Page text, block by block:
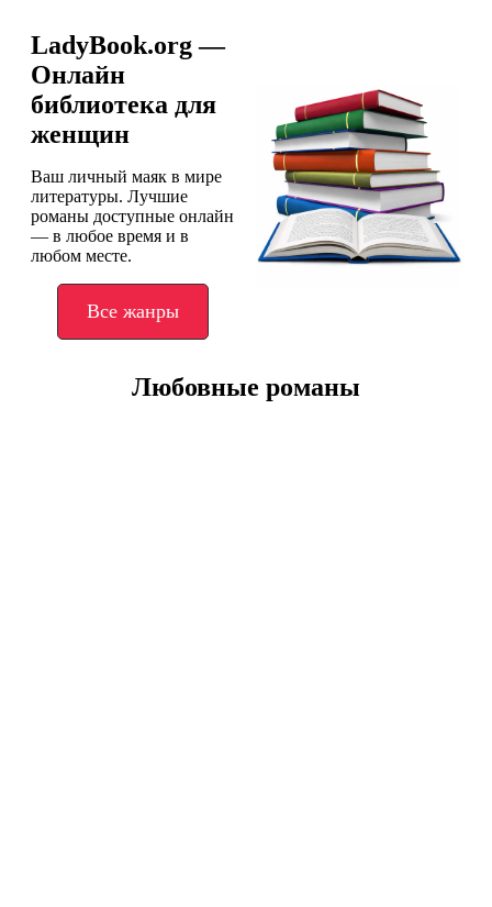
LadyBook.org —
Онлайн
библиотека для
женщин
Ваш личный маяк в мире
литературы. Лучшие
романы доступные онлайн
— в любое время и в
любом месте.
Все жанры
Любовные романы